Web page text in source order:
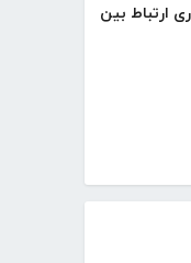
ارتباط بین